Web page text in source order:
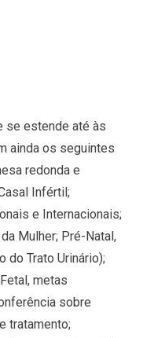
se estende até às
ainda os seguintes
redonda e
Infértil;
e Internacionais;
Mulher; Pré-Natal,
do Trato Urinário);
metas
sobre
tratamento;